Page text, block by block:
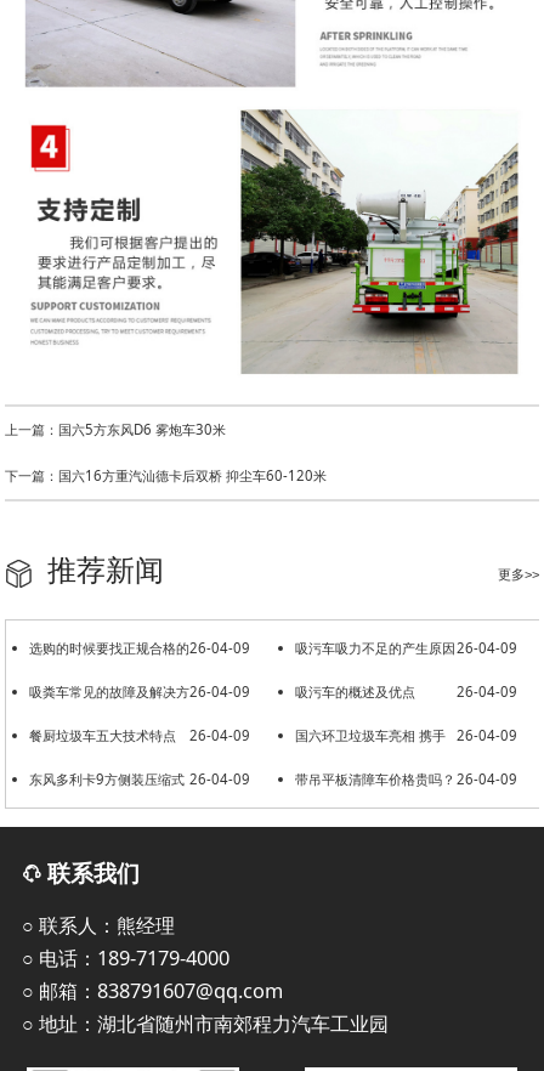
上一篇：国六5方东风D6 雾炮车30米
下一篇：国六16方重汽汕德卡后双桥 抑尘车60-120米
更多>>
推荐新闻
26-04-09
选购的时候要找正规合格的
洒水车厂家
26-04-09
吸污车吸力不足的产生原因
26-04-09
吸粪车常见的故障及解决方
法
26-04-09
吸污车的概述及优点
26-04-09
餐厨垃圾车五大技术特点 26-04-09
国六环卫垃圾车亮相 携手
共建美好环境
26-04-09
东风多利卡9方侧装压缩式 26-04-09
带吊平板清障车价格贵吗？
联系我们
○ 联系人：熊经理
○ 电话：189-7179-4000
○ 邮箱：838791607@qq.com
○ 地址：湖北省随州市南郊程力汽车工业园